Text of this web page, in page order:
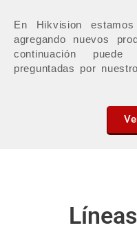
En Hikvision
agregando nuevos
continuación
preguntadas por